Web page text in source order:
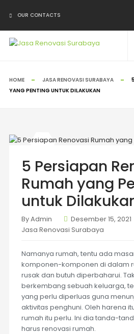
OUR CONTACTS
HOME JASA RENOVASI SURABAYA
YANG PENTING UNTUK DILAKUKAN
5 Persiapan
Rumah yang
untuk
By Admin Desember 15, 2021
Jasa Renovasi Surabaya
Namanya rumah, tentu ada
komponen-komponen di dalam
rusak dan butuh diperbaharui.
berkembang sebuah keluarga,
yang perlu diperluas guna
aktivitas penghuni. Oleh harena
rumah itu perlu. Ini dia tanda-
harus renovasi rumah.